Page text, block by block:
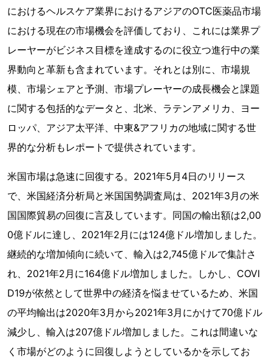
におけるヘルスケア業界におけるアジアのOTC医薬品市場
における現在の市場機会を評価しており、これには業界プ
レーヤーがビジネス目標を達成するのに役立つ進行中の業
界動向と革新も含まれています。それとは別に、市場規
模、市場シェアと予測、市場プレーヤーの成長機会と課題
に関する包括的なデータと、北米、ラテンアメリカ、ヨー
ロッパ、アジア太平洋、中東&アフリカの地域に関する世
界的な分析もレポートで提供されています。
米国市場は急速に回復する。2021年5月4日のリリース
で、米国経済分析局と米国国勢調査局は、2021年3月の米
国国際貿易の回復に言及しています。同国の輸出額は2,00
0億ドルに達し、2021年2月には124億ドル増加しました。
継続的な増加傾向に続いて、輸入は2,745億ドルで集計さ
れ、2021年2月に164億ドル増加しました。しかし、COVI
D19が依然として世界中の経済を悩ませているため、米国
の平均輸出は2020年3月から2021年3月にかけて70億ドル
減少し、輸入は207億ドル増加しました。これは間違いな
く市場がどのように回復しようとしているかを示してお